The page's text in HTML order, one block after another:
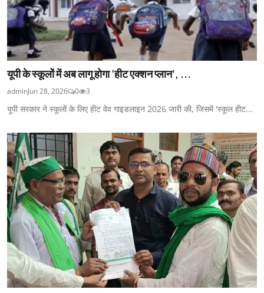
यूपी के स्कूलों में अब लागू होगा 'हीट एक्शन प्लान', ...
adminJun 28, 2026 0 3
यूपी सरकार ने स्कूलों के लिए हीट वेव गाइडलाइन 2026 जारी की, जिसमें 'स्कूल हीट...